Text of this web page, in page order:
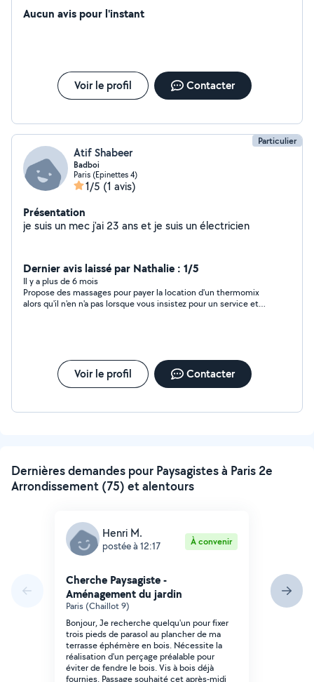
Aucun avis pour l'instant
Voir le profil Contacter
Particulier
Atif Shabeer
Badboi
Paris (Epinettes 4)
1/5 (1 avis)
Présentation
je suis un mec j'ai 23 ans et je suis un électricien
Dernier avis laissé par Nathalie : 1/5
Il y a plus de 6 mois
Propose des massages pour payer la location d'un thermomix
alors qu'il n'en n'a pas lorsque vous insistez pour un service et
Voir le profil Contacter
Dernières demandes pour Paysagistes à Paris 2e
Arrondissement (75) et alentours
Henri M.
postée à 12:17 À convenir
Cherche Paysagiste -
Aménagement du jardin
Paris (Chaillot 9)
Bonjour, Je recherche quelqu'un pour fixer
trois pieds de parasol au plancher de ma
terrasse éphémère en bois. Nécessite la
réalisation d'un perçage préalable pour
éviter de fendre le bois. Vis à bois déjà
fournies. Passage souhaité cet après-midi